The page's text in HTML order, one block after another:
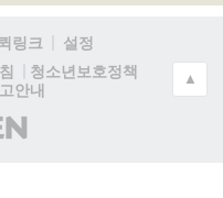
링크
설정
청소년보호정책
안내
▲